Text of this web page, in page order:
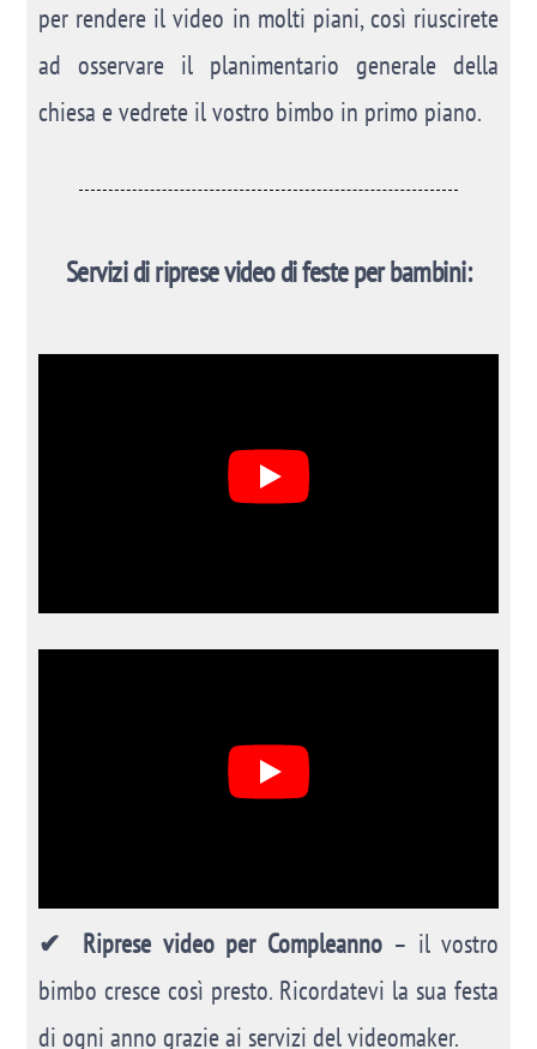
per rendere il video in molti piani, così riuscirete
ad osservare il planimentario generale della
chiesa e vedrete il vostro bimbo in primo piano.
Servizi di riprese video di feste per bambini:
✔ Riprese video per Compleanno– il vostro
bimbo cresce così presto. Ricordatevi la sua festa
di ogni anno grazie ai servizi del videomaker.